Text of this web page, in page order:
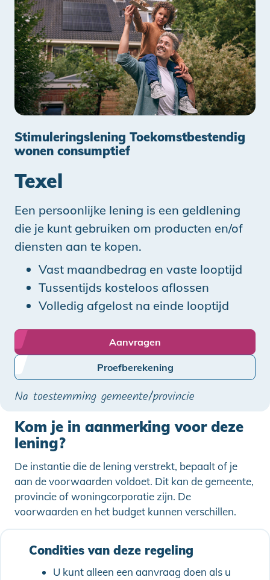
Stimuleringslening Toekomstbestendig
wonen consumptief
Texel
Een persoonlijke lening is een geldlening
die je kunt gebruiken om producten en/of
diensten aan te kopen.
Vast maandbedrag en vaste looptijd
Tussentijds kosteloos aflossen
Volledig afgelost na einde looptijd
Aanvragen
Proefberekening
Na toestemming gemeente/provincie
Kom je in aanmerking voor deze
lening?
De instantie die de lening verstrekt, bepaalt of je
aan de voorwaarden voldoet. Dit kan de gemeente,
provincie of woningcorporatie zijn. De
voorwaarden en het budget kunnen verschillen.
Condities van deze regeling
U kunt alleen een aanvraag doen als u